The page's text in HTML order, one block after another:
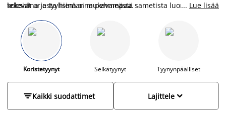
kokoisina ja tyylisinä aina pehmeästä sametista luonnolliseen
kuoseihin.
tekevät arjesta hieman mukavampaa.
... Lue lisää
Koristetyynyt Selkätyynyt Tyynynpäälliset
Kaikki suodattimet 
Lajittele